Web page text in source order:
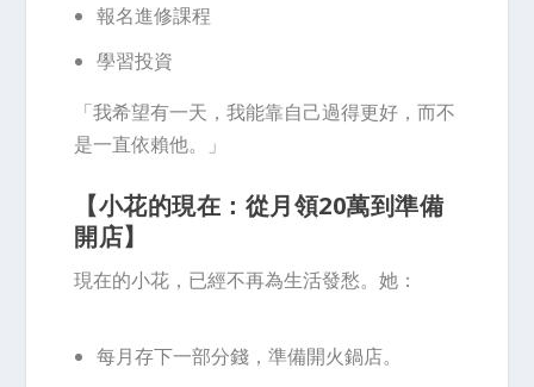
報名進修課程
學習投資
「我希望有一天，我能靠自己過得更好，而不
是一直依賴他。」
【小花的現在：從月領20萬到準備
開店】
現在的小花，已經不再為生活發愁。她：
每月存下一部分錢，準備開火鍋店。